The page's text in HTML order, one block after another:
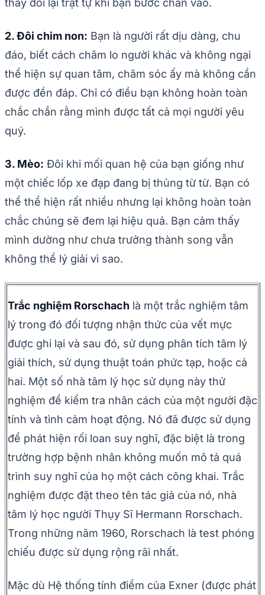
2. Đôi chim non: Bạn là người rất dịu dàng, chu
đáo, biết cách chăm lo người khác và không ngại
thể hiện sự quan tâm, chăm sóc ấy mà không cần
được đền đáp. Chỉ có điều bạn không hoàn toàn
chắc chắn rằng mình được tất cả mọi người yêu
quý.
3. Mèo: Đôi khi mối quan hệ của bạn giống như
một chiếc lốp xe đạp đang bị thủng từ từ. Bạn có
thể thể hiện rất nhiều nhưng lại không hoàn toàn
chắc chúng sẽ đem lại hiệu quả. Bạn cảm thấy
mình dường như chưa trưởng thành song vẫn
không thể lý giải vì sao.
Trắc nghiệm Rorschach là một trắc nghiệm tâm
lý trong đó đối tượng nhận thức của vết mực
được ghi lại và sau đó, sử dụng phân tích tâm lý
giải thích, sử dụng thuật toán phức tạp, hoặc cả
hai. Một số nhà tâm lý học sử dụng này thử
nghiệm để kiểm tra nhân cách của một người đặc
tính và tình cảm hoạt động. Nó đã được sử dụng
để phát hiện rối loan suy nghĩ, đặc biệt là trong
trường hợp bệnh nhân không muốn mô tả quá
trình suy nghĩ của họ một cách công khai. Trắc
nghiệm được đặt theo tên tác giả của nó, nhà
tâm lý học người Thụy Sĩ Hermann Rorschach.
Trong những năm 1960, Rorschach là test phóng
chiếu được sử dụng rộng rãi nhất.
Mặc dù Hệ thống tính điểm của Exner (được phát